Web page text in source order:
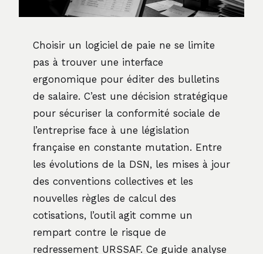
Choisir un logiciel de paie ne se limite
pas à trouver une interface
ergonomique pour éditer des bulletins
de salaire. C’est une décision stratégique
pour sécuriser la conformité sociale de
l’entreprise face à une législation
française en constante mutation. Entre
les évolutions de la DSN, les mises à jour
des conventions collectives et les
nouvelles règles de calcul des
cotisations, l’outil agit comme un
rempart contre le risque de
redressement URSSAF. Ce guide analyse